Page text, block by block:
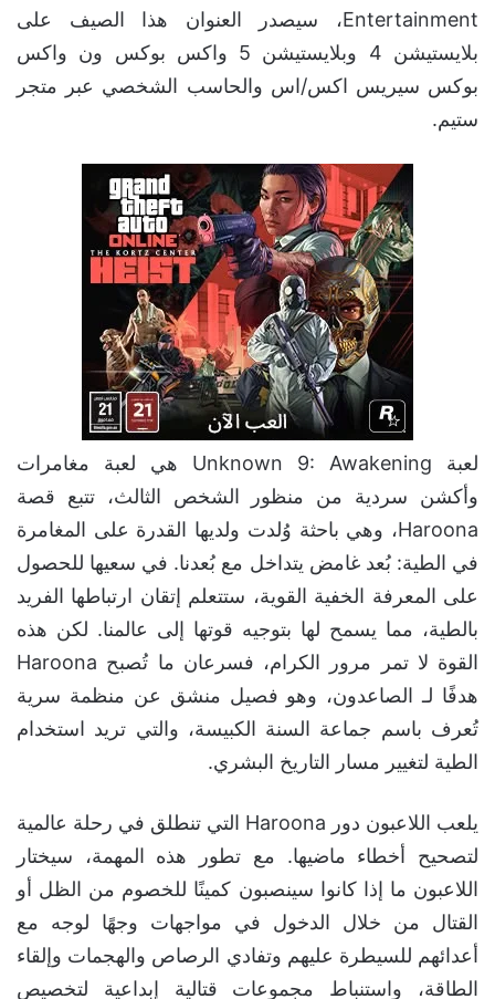
Entertainment، سيصدر العنوان هذا الصيف على
بلايستيشن 4 وبلايستيشن 5 واكس بوكس ون واكس
بوكس سيريس اكس/اس والحاسب الشخصي عبر متجر
ستيم.
لعبة Unknown 9: Awakening هي لعبة مغامرات
وأكشن سردية من منظور الشخص الثالث، تتبع قصة
Haroona، وهي باحثة وُلدت ولديها القدرة على المغامرة
في الطية: بُعد غامض يتداخل مع بُعدنا. في سعيها للحصول
على المعرفة الخفية القوية، ستتعلم إتقان ارتباطها الفريد
بالطية، مما يسمح لها بتوجيه قوتها إلى عالمنا. لكن هذه
القوة لا تمر مرور الكرام، فسرعان ما تُصبح Haroona
هدفًا لـ الصاعدون، وهو فصيل منشق عن منظمة سرية
تُعرف باسم جماعة السنة الكبيسة، والتي تريد استخدام
الطية لتغيير مسار التاريخ البشري.
يلعب اللاعبون دور Haroona التي تنطلق في رحلة عالمية
لتصحيح أخطاء ماضيها. مع تطور هذه المهمة، سيختار
اللاعبون ما إذا كانوا سينصبون كمينًا للخصوم من الظل أو
القتال من خلال الدخول في مواجهات وجهًا لوجه مع
أعدائهم للسيطرة عليهم وتفادي الرصاص والهجمات وإلقاء
الطاقة، واستنباط مجموعات قتالية إبداعية لتخصيص